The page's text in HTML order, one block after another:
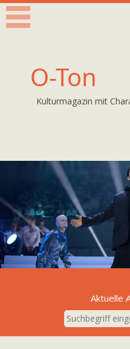
O-Ton
Kulturmagazin mit
Aktuelle